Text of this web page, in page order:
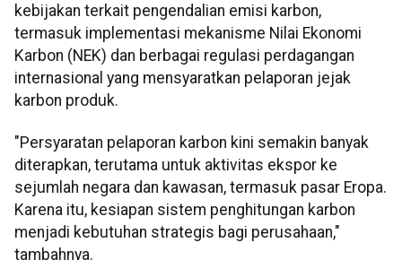
kebijakan terkait pengendalian emisi karbon,
termasuk implementasi mekanisme Nilai Ekonomi
Karbon (NEK) dan berbagai regulasi perdagangan
internasional yang mensyaratkan pelaporan jejak
karbon produk.
"Persyaratan pelaporan karbon kini semakin banyak
diterapkan, terutama untuk aktivitas ekspor ke
sejumlah negara dan kawasan, termasuk pasar Eropa.
Karena itu, kesiapan sistem penghitungan karbon
menjadi kebutuhan strategis bagi perusahaan,"
tambahnya.